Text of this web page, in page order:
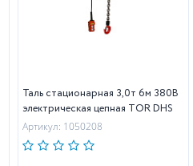
Таль стационарная 3,0т 6м 380В
электрическая цепная TOR DHS
Артикул: 1050208